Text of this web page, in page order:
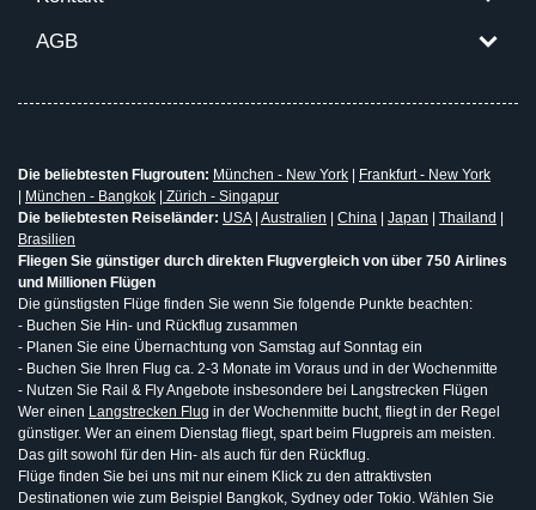
AGB
Die beliebtesten Flugrouten: München - New York
Frankfurt - New York
München - Bangkok
Zürich - Singapur
Die beliebtesten Reiseländer: USA| Australien China Japan Thailand
Brasilien
Fliegen Sie günstiger durch direkten Flugvergleich von über 750 Airlines
und Millionen Flügen
Die günstigsten Flüge finden Sie wenn Sie folgende Punkte beachten:
- Buchen Sie Hin- und Rückflug zusammen
- Planen Sie eine Übernachtung von Samstag auf Sonntag ein
- Buchen Sie Ihren Flug ca. 2-3 Monate im Voraus und in der Wochenmitte
- Nutzen Sie Rail & Fly Angebote insbesondere bei Langstrecken Flügen
Wer einen Langstrecken Flug in der Wochenmitte bucht, fliegt in der Regel
günstiger. Wer an einem Dienstag fliegt, spart beim Flugpreis am meisten.
Das gilt sowohl für den Hin- als auch für den Rückflug.
Flüge finden Sie bei uns mit nur einem Klick zu den attraktivsten
Destinationen wie zum Beispiel Bangkok, Sydney oder Tokio. Wählen Sie